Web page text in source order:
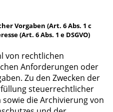
Vorgaben (Art. 6 Abs. 1 c
(Art. 6 Abs. 1 e DSGVO)
von rechtlichen
Anforderungen oder
Zu den Zwecken der
steuerrechtlicher
die Archivierung von